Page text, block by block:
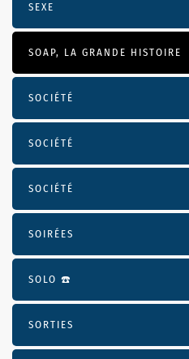
SEXE
SOAP, LA GRANDE HISTOIRE
SOCIÉTÉ
SOCIÉTÉ
SOCIÉTÉ
SOIRÉES
SOLO ☎️
SORTIES